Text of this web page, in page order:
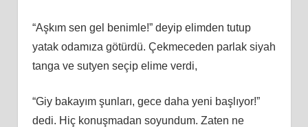
“Aşkım sen gel benimle!” deyip elimden tutup
yatak odamıza götürdü. Çekmeceden parlak siyah
tanga ve sutyen seçip elime verdi,
“Giy bakayım şunları, gece daha yeni başlıyor!”
dedi. Hiç konuşmadan soyundum. Zaten ne